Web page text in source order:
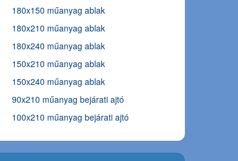
180x150 műanyag ablak
180x210 műanyag ablak
180x240 műanyag ablak
150x210 műanyag ablak
150x240 műanyag ablak
90x210 műanyag bejárati ajtó
100x210 műanyag bejárati ajtó